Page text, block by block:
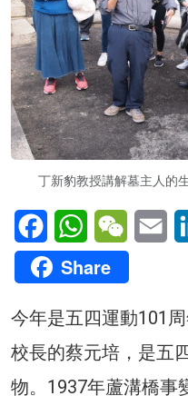
丁新豹教授講解墓主人的
FacebookWhatsAppWeChat
Share
今年是五四運動101
校長的蔡元培，是五
物。1937年蘆溝橋事